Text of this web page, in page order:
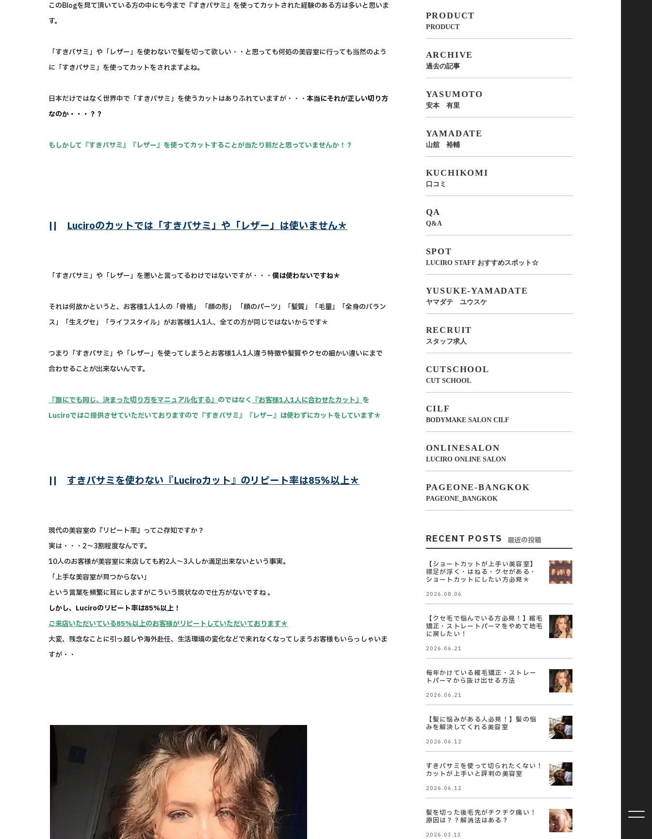
このBlogを見て頂いている方の中にも今まで『すきバサミ』を使ってカットされた経験のある方は多いと思いま
す。
「すきバサミ」や「レザー」を使わないで髪を切って欲しい・・と思っても何処の美容室に行っても当然のよう
に「すきバサミ」を使ってカットをされますよね。
日本だけではなく世界中で「すきバサミ」を使うカットはありふれていますが・・・ 本当にそれが正しい切り方
なのか・・・？？
もしかして『すきバサミ』『レザー』を使ってカットすることが当たり前だと思っていませんか！？
|| Luciroのカットでは「すきバサミ」や「レザー」は使いません＊
「すきバサミ」や「レザー」を悪いと言ってるわけではないですが・・・ 僕は使わないですね＊
それは何故かというと、お客様1人1人の「骨格」 「顔の形」 「顔のパーツ」「髪質」「毛量」「全身のバラン
ス」「生えグセ」「ライフスタイル」がお客様1人1人、全ての方が同じではないからです＊
つまり「すきバサミ」や「レザー」を使ってしまうとお客様1人1人違う特徴や髪質やクセの細かい違いにまで
合わせることが出来ないんです。
『誰にでも同じ、決まった切り方をマニュアル化する』 のではなく 『お客様1人1人に合わせたカット』 を
Luciroではご提供させていただいておりますので『すきバサミ』『レザー』は使わずにカットをしています＊
|| すきバサミを使わない『Luciroカット』のリピート率は85％以上＊
現代の美容室の『リピート率』ってご存知ですか？
実は・・・2～3割程度なんです。
10人のお客様が美容室に来店しても約2人～3人しか満足出来ないという事実。
「上手な美容室が見つからない」
という言葉を頻繁に耳にしますがこういう現状なので仕方がないですね 。
しかし、Luciroのリピート率は85％以上！
ご来店いただいている85％以上のお客様がリピートしていただいております＊
大変、残念なことに引っ越しや海外赴任、生活環境の変化などで来れなくなってしまうお客様もいらっしゃいま
すが・・
PRODUCT
PRODUCT
ARCHIVE
過去の記事
YASUMOTO
安本 有里
YAMADATE
山舘 裕輔
KUCHIKOMI
口コミ
QA
Q&A
SPOT
LUCIRO STAFF おすすめスポット☆
YUSUKE-YAMADATE
ヤマダテ ユウスケ
RECRUIT
スタッフ求人
CUTSCHOOL
CUT SCHOOL
CILF
BODYMAKE SALON CILF
ONLINESALON
LUCIRO ONLINE SALON
PAGEONE-BANGKOK
PAGEONE_BANGKOK
RECENT POSTS 最近の投稿
【ショートカットが上手い美容室】
襟足が浮く・はねる・クセがある・
ショートカットにしたい方必見＊
2026.08.06
【クセ毛で悩んでいる方必見！】縮毛
矯正・ストレートパーマをやめて地毛
に戻したい！
2026.06.21
毎年かけている縮毛矯正・ストレー
トパーマから抜け出せる方法
2026.06.21
【髪に悩みがある人必見！】髪の悩
みを解決してくれる美容室
2026.06.12
すきバサミを使って切られたくない！
カットが上手いと評判の美容室
2026.06.12
髪を切った後毛先がチクチク痛い！
原因は？？解消法はある？
2026.03.13